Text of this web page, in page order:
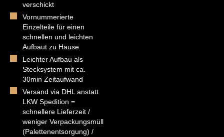
verschickt
Vornummerierte
Einzelteile für einen
schnellen und leichten
Aufbaut zu Hause
Leichter Aufbau als
Stecksystem mit ca.
30min Zeitaufwand
Versand via DHL anstatt
LKW Spedition =
schnellere Lieferzeit /
weniger Verpackungsmüll
(Palettenentsorgung) /